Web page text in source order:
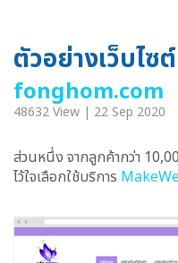
ตัวอย่างเว็บไซต์
fonghom.com
48632 View | 22 Sep 2020
ส่วนหนึ่ง จากลูกค้ากว่า
ไว้ใจเลือกใช้บริการ